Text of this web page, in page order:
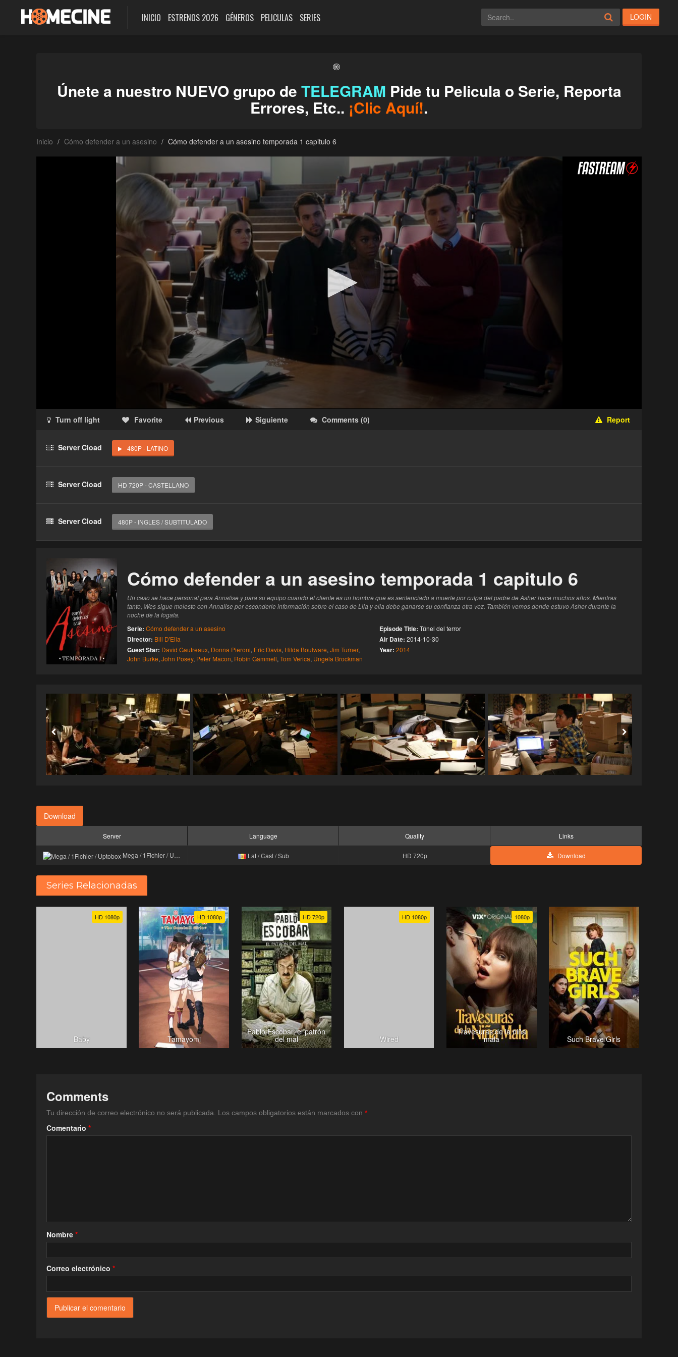
INICIO ESTRENOS 2026 GÉNEROS PELICULAS SERIES LOGIN
Únete a nuestro NUEVO grupo de TELEGRAM Pide tu Pelicula o Serie, Reporta
Errores, Etc.. ¡Clic Aquí!.
Inicio Cómo defender a un asesino Cómo defender a un asesino temporada 1 capitulo 6
Acceso Requerido
Haz clic 3 veces en el botón para desbloquear este
Clic 1 - Abrir primer enlace
Clics: 0/3
El acceso expira en 1 hora
Turn off light Favorite Previous Siguiente Comments (0) Report
Server Cload 480P - LATINO
Server Cload HD 720P - CASTELLANO
Server Cload 480P - INGLES / SUBTITULADO
Cómo defender a un asesino temporada 1 capitulo 6
Un caso se hace personal para Annalise y para su equipo cuando el cliente es un hombre que es sentenciado a muerte por culpa del padre de Asher hace muchos años. Mientras
tanto, Wes sigue molesto con Annalise por esconderle información sobre el caso de Lila y ella debe ganarse su confianza otra vez. También vemos donde estuvo Asher durante la
noche de la fogata.
Serie: Cómo defender a un asesino
Director: Bill D'Elia
Guest Star: David Gautreaux, Donna Pieroni, Eric Davis, Hilda Boulware, Jim Turner,
John Burke, John Posey, Peter Macon, Robin Gammell, Tom Verica, Ungela Brockman
Episode Title: Túnel del terror
Air Date: 2014-10-30
Year: 2014
Download
Server Language Quality Links
Mega / 1Fichier / Uptobox Lat / Cast / Sub HD 720p Download
Series Relacionadas
HD 1080p
Baby
HD 1080p
Tamayomi
HD 720p
Pablo Escobar, el patrón
del mal
HD 1080p
Wired
1080p
Travesuras de la niña
mala Such Brave Girls
Comments
Tu dirección de correo electrónico no será publicada. Los campos obligatorios están marcados con *
Comentario *
Nombre *
Correo electrónico *